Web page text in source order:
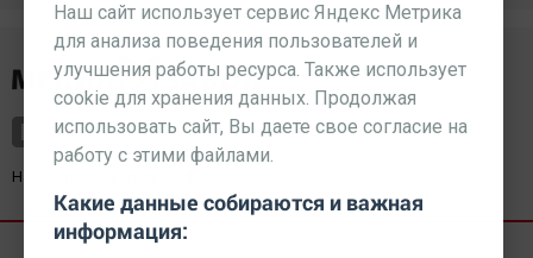
Наш партнер
Наш сайт использует сервис Яндекс Метрика
для анализа поведения пользователей и
улучшения работы ресурса. Также использует
cookie для хранения данных. Продолжая
использовать сайт, Вы даете свое согласие на
работу с этими файлами.
Какие данные собираются и важная
информация: